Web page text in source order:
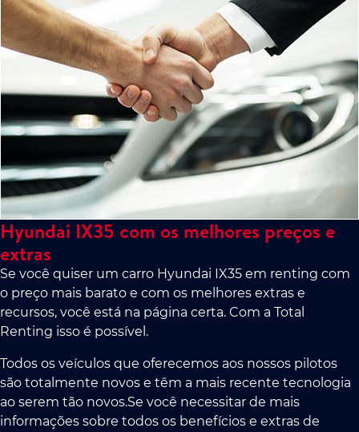
Hyundai IX35 com os melhores preços e
extras
Se você quiser um carro Hyundai IX35 em renting com
o preço mais barato e com os melhores extras e
recursos, você está na página certa. Com a Total
Renting isso é possível.
Todos os veículos que oferecemos aos nossos pilotos
são totalmente novos e têm a mais recente tecnologia
ao serem tão novos.Se você necessitar de mais
informações sobre todos os benefícios e extras de